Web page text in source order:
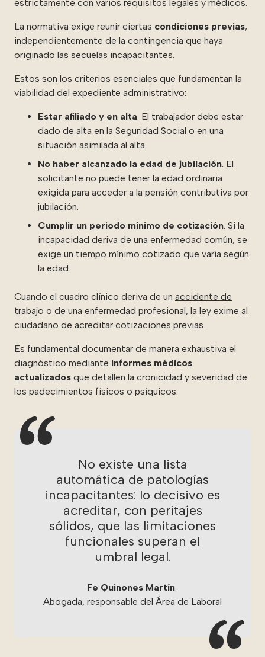
estrictamente con varios requisitos legales y médicos.
La normativa exige reunir ciertas condiciones previas,
independientemente de la contingencia que haya
originado las secuelas incapacitantes.
Estos son los criterios esenciales que fundamentan la
viabilidad del expediente administrativo:
Estar afiliado y en alta. El trabajador debe estar
dado de alta en la Seguridad Social o en una
situación asimilada al alta.
No haber alcanzado la edad de jubilación. El
solicitante no puede tener la edad ordinaria
exigida para acceder a la pensión contributiva por
jubilación.
Cumplir un periodo mínimo de cotización. Si la
incapacidad deriva de una enfermedad común, se
exige un tiempo mínimo cotizado que varía según
la edad.
Cuando el cuadro clínico deriva de un accidente de
trabajo o de una enfermedad profesional, la ley exime al
ciudadano de acreditar cotizaciones previas.
Es fundamental documentar de manera exhaustiva el
diagnóstico mediante informes médicos
actualizados que detallen la cronicidad y severidad de
los padecimientos físicos o psíquicos.
No existe una lista
automática de patologías
incapacitantes: lo decisivo es
acreditar, con peritajes
sólidos, que las limitaciones
funcionales superan el
umbral legal.
Fe Quiñones Martín.
Abogada, responsable del Área de Laboral